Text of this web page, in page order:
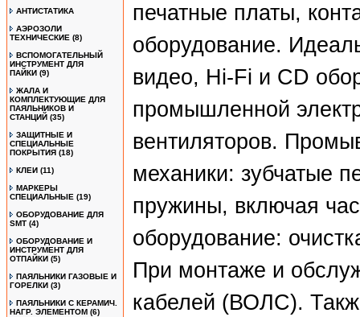
АНТИСТАТИКА
АЭРОЗОЛИ
ТЕХНИЧЕСКИЕ (8)
ВСПОМОГАТЕЛЬНЫЙ
ИНСТРУМЕНТ ДЛЯ
ПАЙКИ (9)
ЖАЛА И
КОМПЛЕКТУЮЩИЕ ДЛЯ
ПАЯЛЬНИКОВ И
СТАНЦИЙ (35)
ЗАЩИТНЫЕ И
СПЕЦИАЛЬНЫЕ
ПОКРЫТИЯ (18)
КЛЕИ (11)
МАРКЕРЫ
СПЕЦИАЛЬНЫЕ (19)
ОБОРУДОВАНИЕ ДЛЯ
SMT (4)
ОБОРУДОВАНИЕ И
ИНСТРУМЕНТ ДЛЯ
ОТПАЙКИ (5)
ПАЯЛЬНИКИ ГАЗОВЫЕ И
ГОРЕЛКИ (3)
ПАЯЛЬНИКИ С КЕРАМИЧ.
НАГР. ЭЛЕМЕНТОМ (6)
печатные платы,
оборудование.
видео, Hi-Fi и CD
промышленной
вентиляторов.
механики: зубчатые
пружины, включая
оборудование:
При монтаже и
кабелей (ВОЛС).